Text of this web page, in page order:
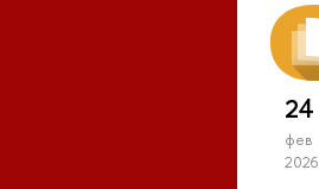
24
фев
2026